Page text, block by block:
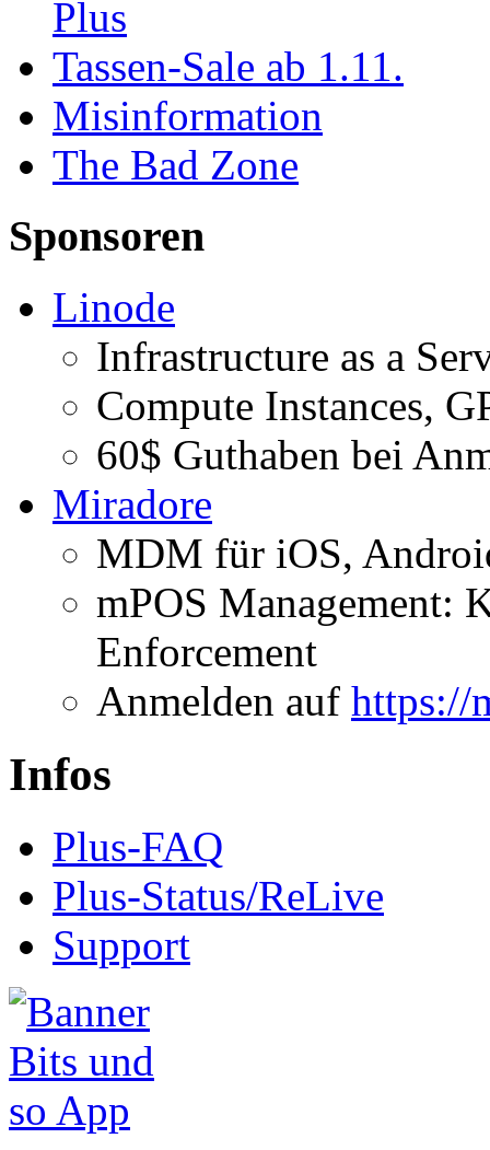
Plus
Tassen-Sale ab 1.11.
Misinformation
The Bad Zone
Sponsoren
Linode
Infrastructure as a
Compute Instances,
60$ Guthaben bei
Miradore
MDM für iOS,
mPOS Management:
Enforcement
Anmelden auf https://
Infos
Plus-FAQ
Plus-Status/ReLive
Support